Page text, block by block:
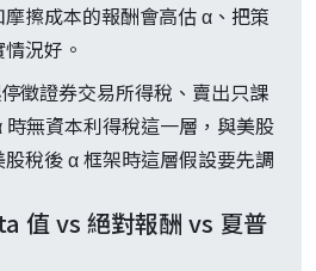
擦成本的報酬會高估 α、把策
況好。
徵證券交易所得稅、賣出只課
無資本利得稅這一層，與美股
稅後 α 框架時這層假設要先調
值 vs 絕對報酬 vs 夏普